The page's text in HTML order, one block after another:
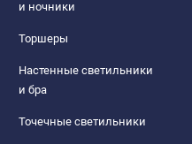
и ночники
Торшеры
Настенные светильники
и бра
Точечные светильники